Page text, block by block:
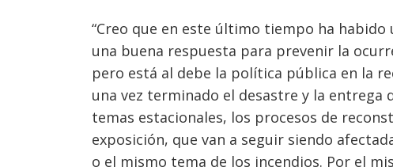
“Creo que en este último tiempo ha
una buena respuesta para prevenir la
pero está al debe la política pública en la
una vez terminado el desastre y la entrega
temas estacionales, los procesos de
exposición, que van a seguir siendo
o el mismo tema de los incendios. Por el